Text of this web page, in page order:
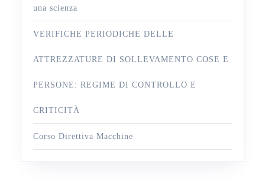
una scienza
VERIFICHE PERIODICHE DELLE
ATTREZZATURE DI SOLLEVAMENTO COSE E
PERSONE: REGIME DI CONTROLLO E
CRITICITÀ
Corso Direttiva Macchine